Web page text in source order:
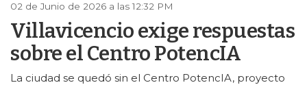
02 de Junio de 2026 a las 12:32 PM
Villavicencio exige respuestas
sobre el Centro PotencIA
La ciudad se quedó sin el Centro PotencIA, proyecto